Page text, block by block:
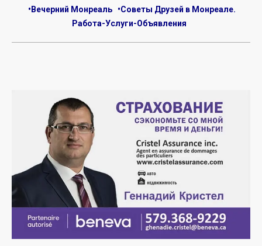
•Вечерний Монреаль
•Советы Друзей в Монреале.
Работа-Услуги-Объявления